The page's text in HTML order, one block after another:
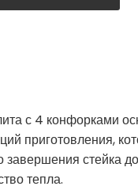
с 4 конфорками
приготовления,
стейка
тепла.